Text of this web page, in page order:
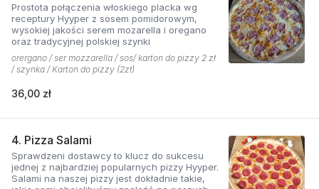
Prostota połączenia włoskiego placka wg
receptury Hyyper z sosem pomidorowym,
wysokiej jakości serem mozarella i oregano
oraz tradycyjnej polskiej szynki
orergano / ser mozzarella / sos/ karton do pizzy 2 zł
/ szynka / Karton do pizzy (2zł)
36,00 zł
4. Pizza Salami
Sprawdzeni dostawcy to klucz do sukcesu
jednej z najbardziej popularnych pizzy Hyyper.
Salami na naszej pizzy jest dokładnie takie,